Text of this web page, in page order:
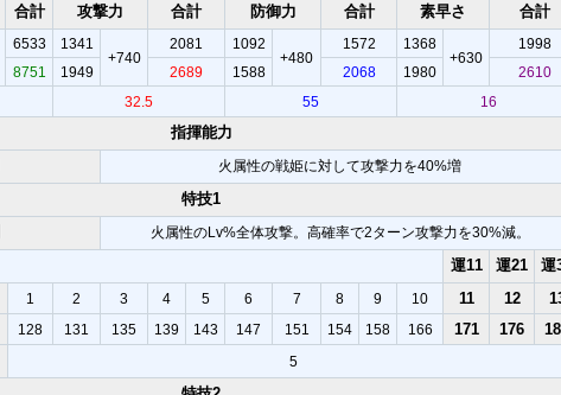
合計 攻撃力 合計 防御力 合計 素早さ 合計
6533
1341
+740
2081
1092
+480
1572
1368
+630
1998
8751 1949 2689 1588 2068 1980
2610
32.5 55 16
指揮能力
火属性の戦姫に対して攻撃力を40%増
特技1
火属性のLv%全体攻撃。高確率で2ターン攻撃力を30%減。
運11 運21
運
1 2 3 4 5 6 7 8 9 10 11 12
128 131 135 139 143 147 151 154 158 166 171 176
5